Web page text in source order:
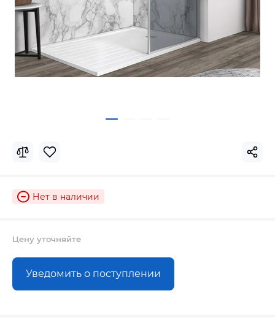
Нет в наличии
Цену уточняйте
Уведомить о поступлении